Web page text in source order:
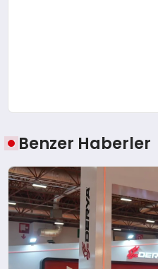
Benzer Haberler